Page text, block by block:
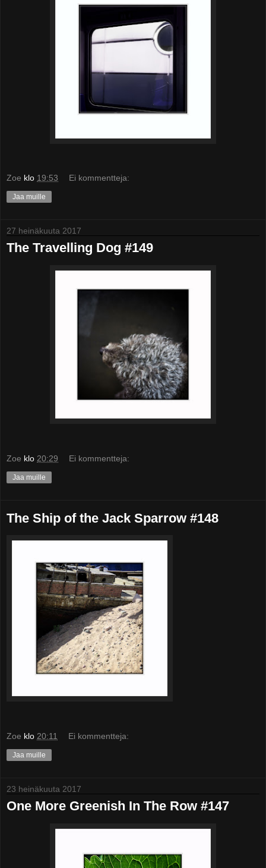
Zoe klo 19:53 Ei kommentteja:
Jaa muille
27 heinäkuuta 2017
The Travelling Dog #149
Zoe klo 20:29 Ei kommentteja:
Jaa muille
The Ship of the Jack Sparrow #148
Zoe klo 20:11 Ei kommentteja:
Jaa muille
23 heinäkuuta 2017
One More Greenish In The Row #147